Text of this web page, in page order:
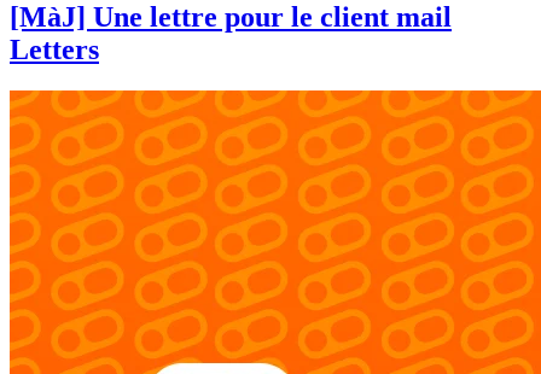
[MàJ] Une lettre pour le client mail
Letters